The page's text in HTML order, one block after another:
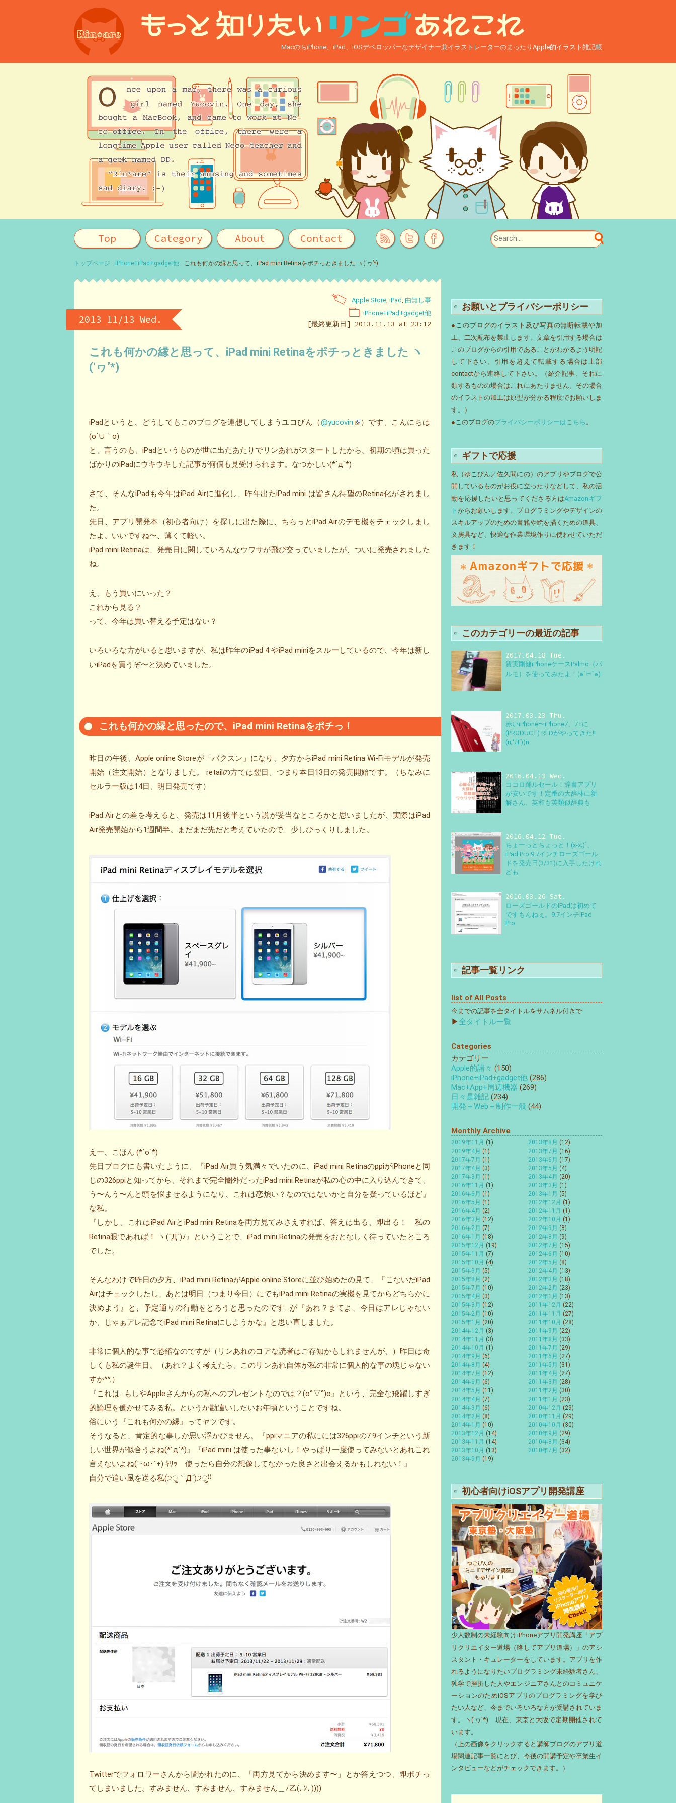
MacのちiPhone、iPad、iOSデベロッパーなデザイナー兼イラストレーターのまったりApple的イラスト雑記帳
Top Category About Contact
トップページ iPhone+iPad+gadget他 これも何かの縁と思って、iPad mini Retinaをポチっときました ヽ(‘ヮ’*)ゝ
2013 11/13 Wed.
iPhone+iPad+gadget他
Apple Store, iPad, 由無し事
[最終更新日] 2013.11.13 at 23:12
これも何かの縁と思って、iPad mini Retinaをポチっときました ヽ
(‘ヮ’*)ゝ
iPadというと、どうしてもこのブログを連想してしまうユコびん（@yucovin
）です、こんにちは
(σ´∪｀σ)
と、言うのも、iPadというものが世に出たあたりでリンあれがスタートしたから。初期の頃は買った
ばかりのiPadにウキウキした記事が何個も見受けられます。なつかしい(*´д`*)
さて、そんなiPadも今年はiPad Airに進化し、昨年出たiPad mini は皆さん待望のRetina化がされまし
た。
先日、アプリ開発本（初心者向け）を探しに出た際に、ちらっとiPad Airのデモ機をチェックしまし
たよ。いいですね〜、薄くて軽い。
iPad mini Retinaは、発売日に関していろんなウワサが飛び交っていましたが、ついに発売されました
ね。
え、もう買いにいった？
これから見る？
って、今年は買い替える予定はない？
いろいろな方がいると思いますが、私は昨年のiPad 4 やiPad miniをスルーしているので、今年は新し
いiPadを買うぞ〜と決めていました。
これも何かの縁と思ったので、iPad mini Retinaをポチっ！
昨日の午後、Apple online Storeが「バクスン」になり、夕方からiPad mini Retina Wi-Fiモデルが発売
開始（注文開始）となりました。 retailの方では翌日、つまり本日13日の発売開始です。（ちなみに
セルラー版は14日、明日発売です）
iPad Airとの差を考えると、発売は11月後半という説が妥当なところかと思いましたが、実際はiPad
Air発売開始から1週間半。まだまだ先だと考えていたので、少しびっくりしました。
えー、こほん (*´σ`*)
先日ブログにも書いたように、『iPad Air買う気満々でいたのに、iPad mini RetinaのppiがiPhoneと同
じの326ppiと知ってから、それまで完全圏外だったiPad mini Retinaが私の心の中に入り込んできて、
う〜んう〜んと頭を悩ませるようになり、これは恋煩い？なのではないかと自分を疑っているほど』
な私。
『しかし、これはiPad AirとiPad mini Retinaを両方見てみさえすれば、答えは出る、即出る！ 私の
Retina眼であれば！ ヽ(`Д´)ﾉ』ということで、iPad mini Retinaの発売をおとなしく待っていたところ
でした。
そんなわけで昨日の夕方、iPad mini RetinaがApple online Storeに並び始めたの見て、『こないだiPad
Airはチェックしたし、あとは明日（つまり今日）にでもiPad mini Retinaの実機を見てからどちらかに
決めよう』と、予定通りの行動をとろうと思ったのです…が『あれ？まてよ、今日はアレじゃない
か、じゃぁアレ記念でiPad mini Retinaにしようかな』と思い直しました。
非常に個人的な事で恐縮なのですが（リンあれのコアな読者はご存知かもしれませんが、）昨日は奇
しくも私の誕生日。（あれ？よく考えたら、このリンあれ自体が私の非常に個人的な事の塊じゃない
すか^^;）
『これは…もしやAppleさんからの私へのプレゼントなのでは？(o°▽°)o』という、完全な飛躍しすぎ
的論理を働かせてみる私。というか勘違いしたいお年頃ということですね。
俗にいう『これも何かの縁』ってヤツです。
そうなると、肯定的な事しか思い浮かびません。『ppiマニアの私にには326ppiの7.9インチという新
しい世界が似合うよね(*´д`*)』『iPad mini は使った事ないし！やっぱり一度使ってみないとあれこれ
言えないよね(`･ω･´+) ｷﾘｯ 使ったら自分の想像してなかった良さと出会えるかもしれない！』
自分で追い風を送る私(੭ु｀Д´)੭ु⁾⁾
Twitterでフォロワーさんから聞かれたのに、「両方見てから決めます〜」とか答えつつ、即ポチっ
てしまいました。すみません、すみません、すみません＿ﾉ乙(､ﾝ､))))
お願いとプライバシーポリシー
●このブログのイラスト及び写真の無断転載や加
工、二次配布を禁止します。文章を引用する場合は
このブログからの引用であることがわかるよう明記
して下さい。引用を超えて転載する場合は上部
contactから連絡して下さい。（紹介記事、それに
類するものの場合はこれにあたりません。その場合
のイラストの加工は原型が分かる程度でお願いしま
す。）
●このブログのプライバシーポリシーはこちら 。
ギフトで応援
私（ゆこびん／佐久間にの）のアプリやブログで公
開しているものがお役に立ったりなどして、私の活
動を応援したいと思ってくださる方はAmazonギフ
トからお願いします。プログラミングやデザインの
スキルアップのための書籍や絵を描くための道具、
文房具など、快適な作業環境作りに使わせていただ
きます！
このカテゴリーの最近の記事
2017.04.18 Tue.
質実剛健iPhoneケースPalmo（パ
ルモ）を使ってみたよ！(๑´ㅂ`๑)
2017.03.23 Thu.
赤いiPhone〜iPhone7、7+に
(PRODUCT) REDがやってきた!!
(n;‘Д‘))n
2016.04.13 Wed.
ココロ踊ルセール！辞書アプリ
が安いです！定番の大辞林に新
解さん、英和も英類似辞典も
2016.04.12 Tue.
ちょーっとちょっと！(x-x;)`、
iPad Pro 9.7インチローズゴール
ドを発売日(3/31)に入手したけれ
ども
2016.03.26 Sat.
ローズゴールドのiPadは初めて
ですもんねぇ。9.7インチiPad
Pro
記事一覧リンク
list of All Posts
今までの記事を全タイトルをサムネル付きで
▶全タイトル一覧
Categories
カテゴリー
Apple的諸々 (150)
iPhone+iPad+gadget他 (286)
Mac+App+周辺機器 (269)
日々是雑記 (234)
開発＋Web＋制作一般 (44)
Monthly Archive
2019年11月 (1)
2019年4月 (1)
2017年7月 (1)
2017年4月 (3)
2017年3月 (1)
2016年11月 (1)
2016年6月 (1)
2016年5月 (1)
2016年4月 (2)
2016年3月 (12)
2016年2月 (7)
2016年1月 (18)
2015年12月 (19)
2015年11月 (7)
2015年10月 (4)
2015年9月 (5)
2015年8月 (2)
2015年7月 (10)
2015年4月 (3)
2015年3月 (12)
2015年2月 (10)
2015年1月 (20)
2014年12月 (3)
2014年11月 (3)
2014年10月 (1)
2014年9月 (6)
2014年8月 (4)
2014年7月 (12)
2014年6月 (6)
2014年5月 (11)
2014年4月 (7)
2014年3月 (6)
2014年2月 (8)
2014年1月 (10)
2013年12月 (14)
2013年11月 (14)
2013年10月 (13)
2013年9月 (19)
2013年8月 (12)
2013年7月 (16)
2013年6月 (17)
2013年5月 (4)
2013年4月 (20)
2013年3月 (1)
2013年1月 (5)
2012年12月 (1)
2012年11月 (1)
2012年10月 (1)
2012年9月 (8)
2012年8月 (9)
2012年7月 (15)
2012年6月 (10)
2012年5月 (8)
2012年4月 (13)
2012年3月 (18)
2012年2月 (23)
2012年1月 (13)
2011年12月 (22)
2011年11月 (27)
2011年10月 (28)
2011年9月 (22)
2011年8月 (33)
2011年7月 (29)
2011年6月 (27)
2011年5月 (31)
2011年4月 (27)
2011年3月 (28)
2011年2月 (30)
2011年1月 (23)
2010年12月 (29)
2010年11月 (29)
2010年10月 (30)
2010年9月 (29)
2010年8月 (34)
2010年7月 (32)
初心者向けiOSアプリ開発講座
少人数制の未経験向けiPhoneアプリ開発講座「アプ
リクリエイター道場（略してアプリ道場）」のアシ
スタント・キュレーターをしています。アプリを作
れるようになりたいプログラミング未経験者さん、
独学で挫折した人やエンジニアさんとのコミュニケ
ーションのためiOSアプリのプログラミングを学び
たい人など、今までいろいろな方が受講されていま
す。ヽ('ヮ'*)ゝ現在、東京と大阪で定期開催されて
います。
（上の画像をクリックすると講師ブログのアプリ道
場関連記事一覧にとび、今後の開講予定や卒業生イ
ンタビューなどがチェックできます。）